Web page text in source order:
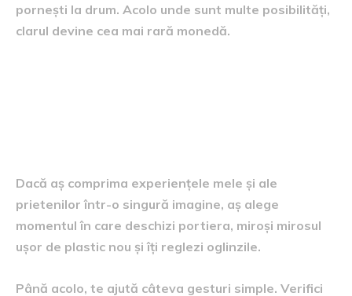
pornești la drum. Acolo unde sunt multe posibilități,
clarul devine cea mai rară monedă.
Dacă aș comprima experiențele mele și ale
prietenilor într-o singură imagine, aș alege
momentul în care deschizi portiera, miroși mirosul
ușor de plastic nou și îți reglezi oglinzile.
Până acolo, te ajută câteva gesturi simple. Verifici